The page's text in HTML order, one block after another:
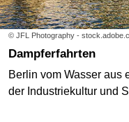
© JFL Photography -
Dampferfahrten
Berlin vom Wasser aus
der Industriekultur und